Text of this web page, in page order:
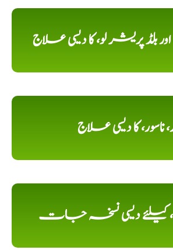
بلڈ پریشر لو، کا دیسی علاج
ناسور، کا دیسی علاج
کیلئے دیسی نسخہ جات